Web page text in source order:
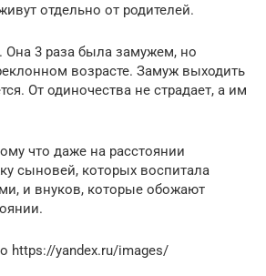
отдельно от родителей.
Она 3 раза была замужем, но
возрасте. Замуж выходить
От одиночества не страдает, а им
что даже на расстоянии
сыновей, которых воспитала
и внуков, которые обожают
https://yandex.ru/images/